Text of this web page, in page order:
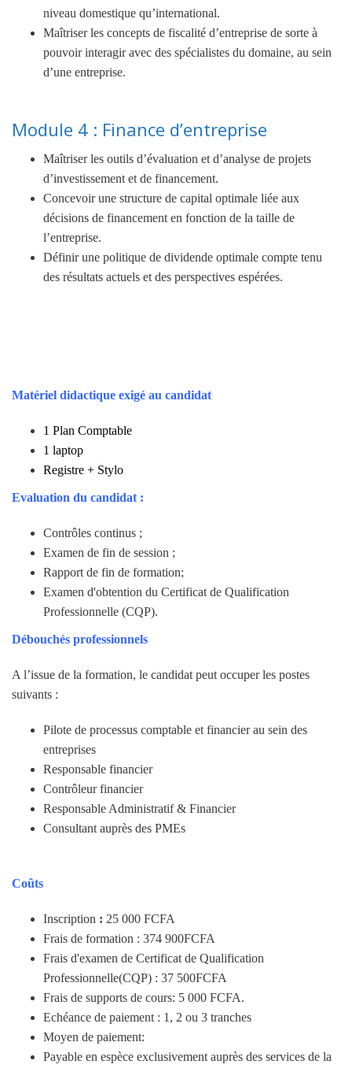
niveau domestique qu’international.
Maîtriser les concepts de fiscalité d’entreprise de sorte à
pouvoir interagir avec des spécialistes du domaine, au sein
d’une entreprise.
Module 4 : Finance d’entreprise
Maîtriser les outils d’évaluation et d’analyse de projets
d’investissement et de financement.
Concevoir une structure de capital optimale liée aux
décisions de financement en fonction de la taille de
l’entreprise.
Définir une politique de dividende optimale compte tenu
des résultats actuels et des perspectives espérées.
Matériel didactique exigé au candidat
1 Plan Comptable
1 laptop
Registre + Stylo
Evaluation du candidat :
Contrôles continus ;
Examen de fin de session ;
Rapport de fin de formation;
Examen d'obtention du Certificat de Qualification
Professionnelle (CQP).
Débouchés professionnels
A l’issue de la formation, le candidat peut occuper les postes
suivants :
Pilote de processus comptable et financier au sein des
entreprises
Responsable financier
Contrôleur financier
Responsable Administratif & Financier
Consultant auprès des PMEs
Coûts
Inscription : 25 000 FCFA
Frais de formation : 374 900FCFA
Frais d'examen de Certificat de Qualification
Professionnelle(CQP) : 37 500FCFA
Frais de supports de cours: 5 000 FCFA.
Echéance de paiement : 1, 2 ou 3 tranches
Moyen de paiement:
Payable en espèce exclusivement auprès des services de la